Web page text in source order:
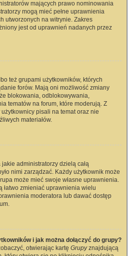
mających prawo nominowania
mogą mieć pełne uprawnienia
utworzonych na witrynie. Zakres
jest od uprawnień nadanych przez
też grupami użytkowników, których
forów. Mają oni możliwość zmiany
blokowania, odblokowywania,
tematów na forum, które moderują. Z
pisali na temat oraz nie
materiałów.
administratorzy dzielą całą
nimi zarządzać. Każdy użytkownik może
może mieć swoje własne uprawnienia.
łatwo zmieniać uprawnienia wielu
moderatora lub dawać dostęp
i jak można dołączyć do grupy?
otwierając kartę Grupyznajdującą